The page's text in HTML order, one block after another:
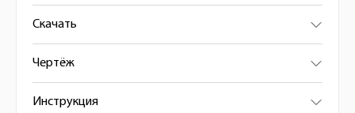
Скачать
Чертёж
Инструкция